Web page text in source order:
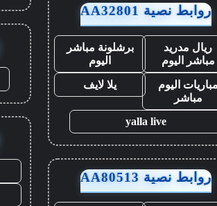
روابط نصية AA32801
ريال مدريد
مباشر اليوم
برشلونة مباشر
اليوم
مباريات اليوم
مباشر
يلا لايف
yalla live
روابط نصية AA80513